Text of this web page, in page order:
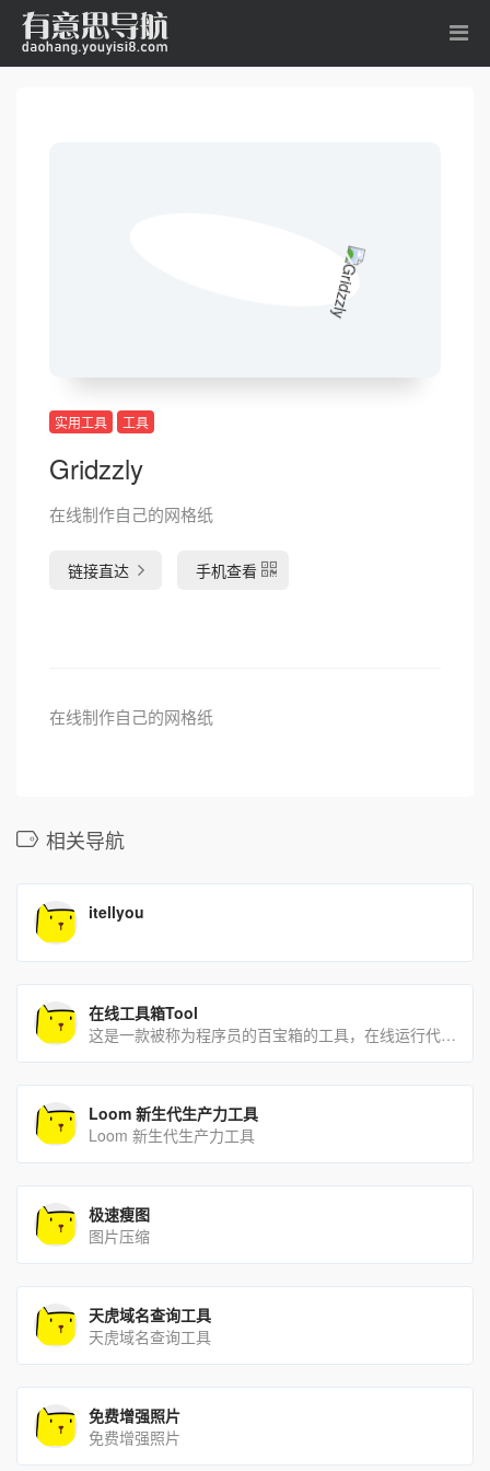
实用工具 工具
Gridzzly
在线制作自己的网格纸
链接直达 手机查看
在线制作自己的网格纸
相关导航
itellyou
在线工具箱Tool
这是一款被称为程序员的百宝箱的工具，在线运行代码，时间戳，格式转换，代码着色，APPicon制作，应有尽有，[…]
Loom 新生代生产力工具
Loom 新生代生产力工具
极速瘦图
图片压缩
天虎域名查询工具
天虎域名查询工具
免费增强照片
免费增强照片